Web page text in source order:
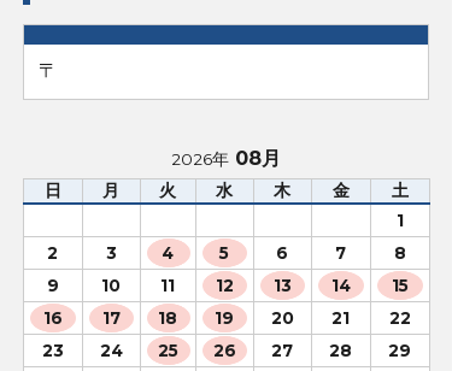
〒
2026年 08月
日 月 火 水 木 金 土
1
2
3 4 5 6 7
8
9
10 11 12 13 14
15
16
17 18 19 20 21
22
23
24 25 26 27 28
29